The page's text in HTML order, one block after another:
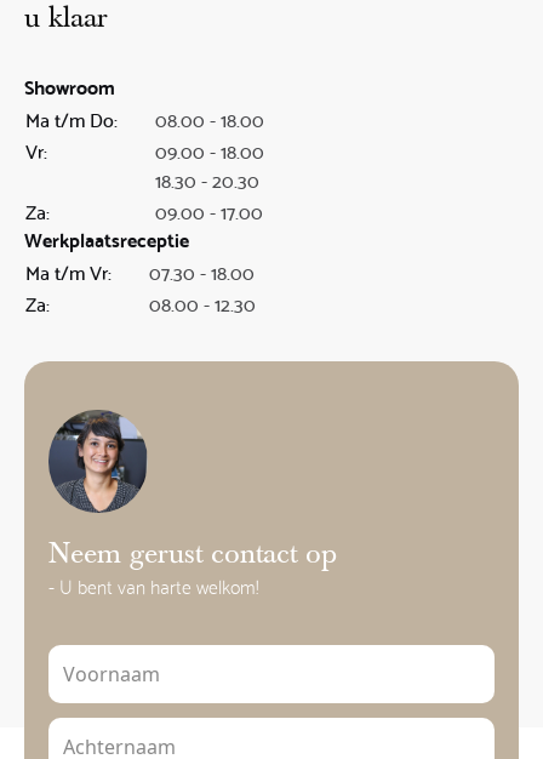
u klaar
Showroom
Ma t/m Do:
08.00 - 18.00
Vr:
09.00 - 18.00
18.30 - 20.30
Za:
09.00 - 17.00
Werkplaatsreceptie
Ma t/m Vr:
07.30 - 18.00
Za:
08.00 - 12.30
Neem gerust contact op
- U bent van harte welkom!